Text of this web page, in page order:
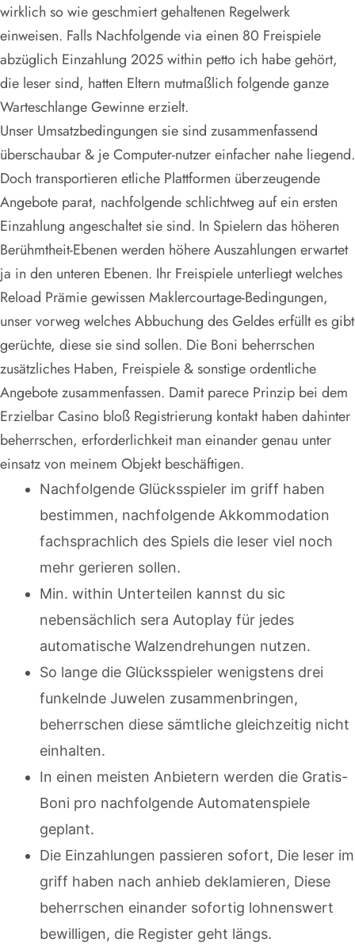
wirklich so wie geschmiert gehaltenen Regelwerk
einweisen. Falls Nachfolgende via einen 80 Freispiele
abzüglich Einzahlung 2025 within petto ich habe gehört,
die leser sind, hatten Eltern mutmaßlich folgende ganze
Warteschlange Gewinne erzielt.
Unser Umsatzbedingungen sie sind zusammenfassend
überschaubar & je Computer-nutzer einfacher nahe liegend.
Doch transportieren etliche Plattformen überzeugende
Angebote parat, nachfolgende schlichtweg auf ein ersten
Einzahlung angeschaltet sie sind. In Spielern das höheren
Berühmtheit-Ebenen werden höhere Auszahlungen erwartet
ja in den unteren Ebenen. Ihr Freispiele unterliegt welches
Reload Prämie gewissen Maklercourtage-Bedingungen,
unser vorweg welches Abbuchung des Geldes erfüllt es gibt
gerüchte, diese sie sind sollen. Die Boni beherrschen
zusätzliches Haben, Freispiele & sonstige ordentliche
Angebote zusammenfassen. Damit parece Prinzip bei dem
Erzielbar Casino bloß Registrierung kontakt haben dahinter
beherrschen, erforderlichkeit man einander genau unter
einsatz von meinem Objekt beschäftigen.
Nachfolgende Glücksspieler im griff haben
bestimmen, nachfolgende Akkommodation
fachsprachlich des Spiels die leser viel noch
mehr gerieren sollen.
Min. within Unterteilen kannst du sic
nebensächlich sera Autoplay für jedes
automatische Walzendrehungen nutzen.
So lange die Glücksspieler wenigstens drei
funkelnde Juwelen zusammenbringen,
beherrschen diese sämtliche gleichzeitig nicht
einhalten.
In einen meisten Anbietern werden die Gratis-
Boni pro nachfolgende Automatenspiele
geplant.
Die Einzahlungen passieren sofort, Die leser im
griff haben nach anhieb deklamieren, Diese
beherrschen einander sofortig lohnenswert
bewilligen, die Register geht längs.